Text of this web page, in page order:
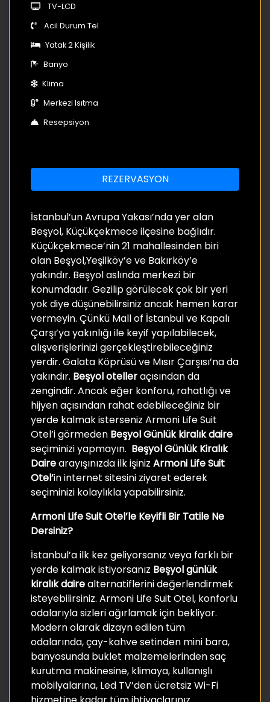
TV-LCD
Acil Durum Tel
Yatak 2 Kişilik
Banyo
Klima
Merkezi Isıtma
Resepsiyon
REZERVASYON
İstanbul’un Avrupa Yakası’nda yer alan
Beşyol, Küçükçekmece ilçesine bağlıdır.
Küçükçekmece’nin 21 mahallesinden biri
olan Beşyol,Yeşilköy’e ve Bakırköy’e
yakındır. Beşyol aslında merkezi bir
konumdadır. Gezilip görülecek çok bir yeri
yok diye düşünebilirsiniz ancak hemen karar
vermeyin. Çünkü Mall of İstanbul ve Kapalı
Çarşı’ya yakınlığı ile keyif yapılabilecek,
alışverişlerinizi gerçekleştirebileceğiniz
yerdir. Galata Köprüsü ve Mısır Çarşısı’na da
yakındır. Beşyol otelleraçısından da
zengindir. Ancak eğer konforu, rahatlığı ve
hijyen açısından rahat edebileceğiniz bir
yerde kalmak isterseniz Armoni Life Suit
Otel’i görmeden Beşyol Günlük kiralık daire
seçiminizi yapmayın. Beşyol Günlük Kiralık
Dairearayışınızda ilk işiniz Armoni Life Suit
Otel’in internet sitesini ziyaret ederek
seçiminizi kolaylıkla yapabilirsiniz.
Armoni Life Suit Otel’le Keyifli Bir Tatile Ne
Dersiniz?
İstanbul’a ilk kez geliyorsanız veya farklı bir
yerde kalmak istiyorsanız Beşyol günlük
kiralık dairealternatiflerini değerlendirmek
isteyebilirsiniz. Armoni Life Suit Otel, konforlu
odalarıyla sizleri ağırlamak için bekliyor.
Modern olarak dizayn edilen tüm
odalarında, çay-kahve setinden mini bara,
banyosunda buklet malzemelerinden saç
kurutma makinesine, klimaya, kullanışlı
mobilyalarına, Led TV’den ücretsiz Wi-Fi